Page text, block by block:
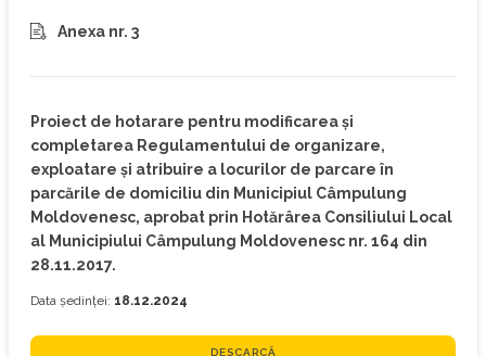
Anexa nr. 3
Proiect de hotarare pentru modificarea și
completarea Regulamentului de organizare,
exploatare și atribuire a locurilor de parcare în
parcările de domiciliu din Municipiul Câmpulung
Moldovenesc, aprobat prin Hotărârea Consiliului Local
al Municipiului Câmpulung Moldovenesc nr. 164 din
28.11.2017.
Data ședinței: 18.12.2024
DESCARCĂ